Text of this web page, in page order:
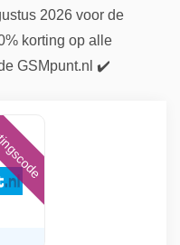
2026 voor de
​​korting op alle
GSMpunt.nl ✔️